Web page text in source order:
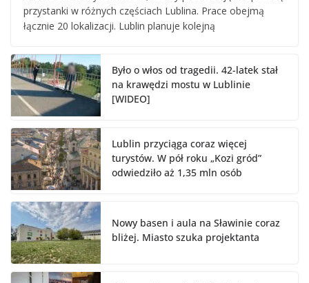
przystanki w różnych częściach Lublina. Prace obejmą
łącznie 20 lokalizacji. Lublin planuje kolejną
Było o włos od tragedii. 42-latek stał
na krawędzi mostu w Lublinie
[WIDEO]
Lublin przyciąga coraz więcej
turystów. W pół roku „Kozi gród”
odwiedziło aż 1,35 mln osób
Nowy basen i aula na Sławinie coraz
bliżej. Miasto szuka projektanta